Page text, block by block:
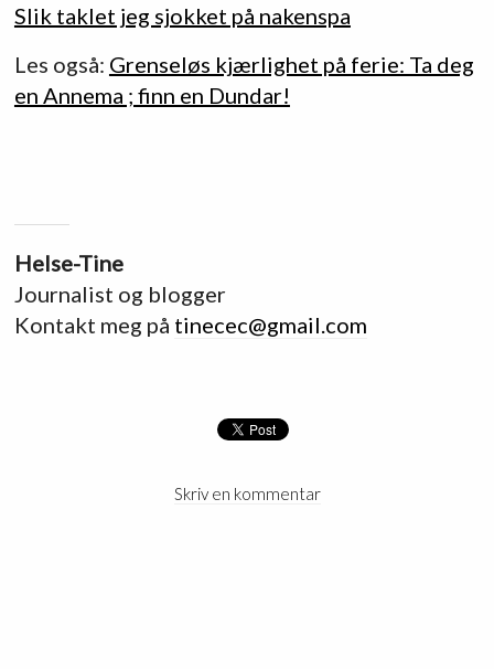
Slik taklet jeg sjokket på nakenspa
Les også: Grenseløs kjærlighet på ferie: Ta deg
en Annema ; finn en Dundar!
Helse-Tine
Journalist og blogger
Kontakt meg på tinecec@gmail.com
Skriv en kommentar